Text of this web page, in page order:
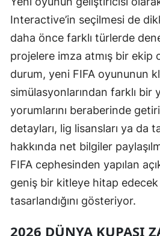
Interactive’in seçilmesi de
daha önce farklı türlerde
projelere imza atmış bir ekip
durum, yeni FIFA oyununun
simülasyonlarından farklı bir
yorumlarını beraberinde
detayları, lig lisansları ya da
hakkında net bilgiler
FIFA cephesinden yapılan
geniş bir kitleye hitap
tasarlandığını gösteriyor.
2026 DÜNYA KUPASI